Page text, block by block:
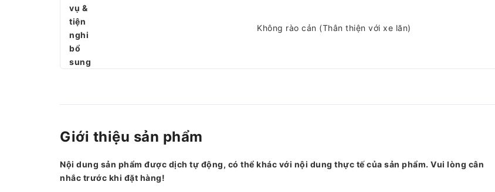
vụ &
tiện
nghi
bổ
sung
Không rào cản (Thân thiện với xe lăn)
Giới thiệu sản phẩm
Nội dung sản phẩm được dịch tự động, có thể khác với nội dung thực tế của sản phẩm. Vui lòng cân
nhắc trước khi đặt hàng!